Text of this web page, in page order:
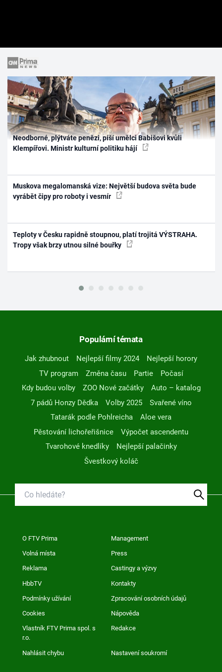
Neodborné, plýtváte penězi, píší umělci Babišovi kvůli
Klempířovi. Ministr kulturní politiku hájí
Muskova megalomanská vize: Největší budova světa bude
vyrábět čipy pro roboty i vesmír
Teploty v Česku rapidně stoupnou, platí trojitá VÝSTRAHA.
Tropy však brzy utnou silné bouřky
Populární témata
Jak zhubnout Nejlepší filmy 2024
Nejlepší horory
TV program
Změna času Partie
Počasí
Kdy budou volby
ZOO Nové začátky
Auto – katalog
7 pádů Honzy Dědka
Volby 2025
Svařené víno
Tatarák podle Pohlreicha
Aloe vera
Pěstování lichořeřišnice
Výpočet ascendentu
Tvarohové knedlíky
Nejlepší palačinky
Švestkový koláč
O FTV Prima Management
Volná místa Press
Reklama Castingy a výzvy
HbbTV Kontakty
Podmínky užívání Zpracování osobních údajů
Cookies Nápověda
Vlastník FTV Prima spol. s
r.o.
Redakce
Nahlásit chybu Nastavení soukromí